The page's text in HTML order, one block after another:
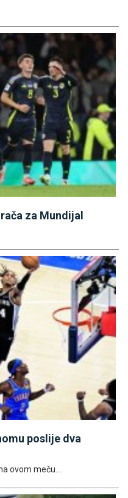
za Mundijal
poslije dva
ovom meču....